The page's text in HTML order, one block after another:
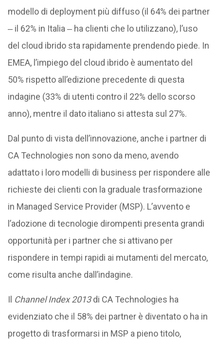
modello di deployment più diffuso (il 64% dei partner
‒ il 62% in Italia ‒ ha clienti che lo utilizzano), l’uso
del cloud ibrido sta rapidamente prendendo piede. In
EMEA, l’impiego del cloud ibrido è aumentato del
50% rispetto all’edizione precedente di questa
indagine (33% di utenti contro il 22% dello scorso
anno), mentre il dato italiano si attesta sul 27%.
Dal punto di vista dell’innovazione, anche i partner di
CA Technologies non sono da meno, avendo
adattato i loro modelli di business per rispondere alle
richieste dei clienti con la graduale trasformazione
in Managed Service Provider (MSP). L’avvento e
l’adozione di tecnologie dirompenti presenta grandi
opportunità per i partner che si attivano per
rispondere in tempi rapidi ai mutamenti del mercato,
come risulta anche dall’indagine.
Il Channel Index 2013di CA Technologies ha
evidenziato che il 58% dei partner è diventato o ha in
progetto di trasformarsi in MSP a pieno titolo,